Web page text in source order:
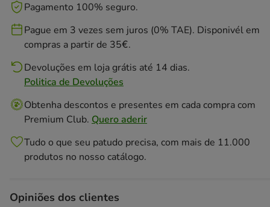
Pagamento 100% seguro.
Pague em 3 vezes sem juros (0% TAE). Disponivél em
compras a partir de 35€.
Devoluções em loja grátis até 14 dias.
Politica de Devoluções
Obtenha descontos e presentes em cada compra com
Premium Club. Quero aderir
Tudo o que seu patudo precisa, com mais de 11.000
produtos no nosso catálogo.
Opiniões dos clientes